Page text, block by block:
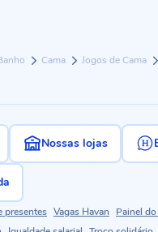
Cama Jogos de Cama
Nossas lojas
presentes Vagas Havan
Painel